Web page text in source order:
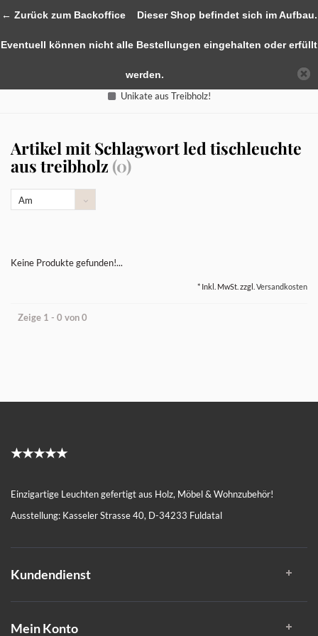
Unikate aus Treibholz!
Artikel mit Schlagwort led tischleuchte
aus treibholz (0)
Am
Keine Produkte gefunden!...
* Inkl. MwSt. zzgl. Versandkosten
Zeige 1 - 0 von 0
★★★★★
Einzigartige Leuchten gefertigt aus Holz, Möbel & Wohnzubehör!
Ausstellung: Kasseler Strasse 40, D-34233 Fuldatal
Kundendienst
Mein Konto
← Zurück zum BackofficeDieser Shop befindet sich im Aufbau.
Eventuell können nicht alle Bestellungen eingehalten oder erfüllt
werden.